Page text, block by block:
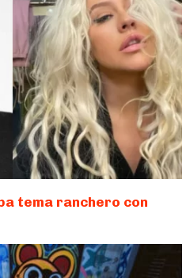
tema ranchero con